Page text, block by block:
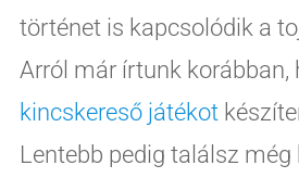
történet is kapcsolódik a
Arról már írtunk korábban,
kincskereső játékot
Lentebb pedig találsz még